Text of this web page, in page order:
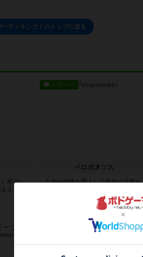
ーティキンゴ！のトップに戻る
い所で
え、得
レビュー
ペロポネソス
土地や建物を購入して自分の文明を
4年以上前の投稿